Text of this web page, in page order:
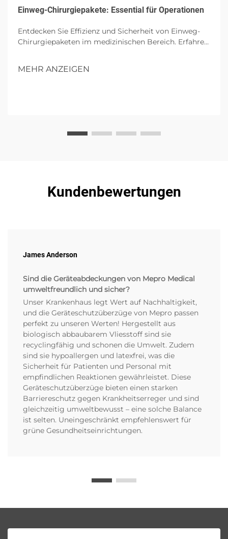
Einweg-Chirurgiepakete: Essential für Operationen
Entdecken Sie Effizienz und Sicherheit von Einweg-
Chirurgiepaketen im medizinischen Bereich. Erfahren
MEHR ANZEIGEN
Kundenbewertungen
James Anderson
Sind die Geräteabdeckungen von Mepro Medical
umweltfreundlich und sicher?
Unser Krankenhaus legt Wert auf Nachhaltigkeit,
und die Geräteschutzüberzüge von Mepro passen
perfekt zu unseren Werten! Hergestellt aus
biologisch abbaubarem Vliesstoff sind sie
recyclingfähig und schonen die Umwelt. Zudem
sind sie hypoallergen und latexfrei, was die
Sicherheit für Patienten und Personal mit
empfindlichen Reaktionen gewährleistet. Diese
Geräteschutzüberzüge bieten einen starken
Barriereschutz gegen Krankheitserreger und sind
gleichzeitig umweltbewusst – eine solche Balance
ist selten. Uneingeschränkt empfehlenswert für
grüne Gesundheitseinrichtungen.